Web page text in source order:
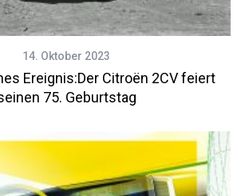
14. Oktober 2023
Ereignis:Der Citroën 2CV feiert
75. Geburtstag